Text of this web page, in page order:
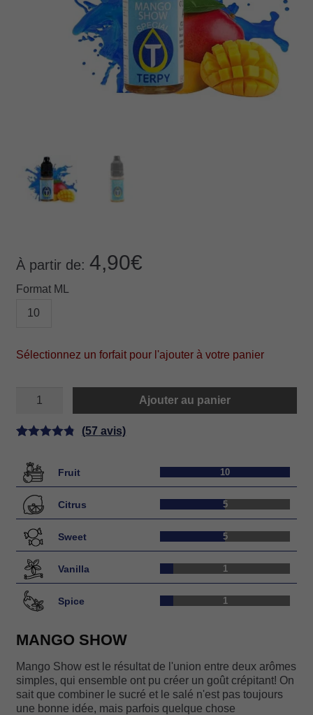
À partir de: 4,90€
Format ML
10
Sélectionnez un forfait pour l'ajouter à votre panier
SHOW
Ajouter au panier
sur 5 basé
sur
notations
client
(57 avis)
Fruit 10
Citrus 5
Sweet 5
Vanilla 1
Spice 1
MANGO SHOW
Mango Show est le résultat de l'union entre deux arômes
simples, qui ensemble ont pu créer un goût crépitant! On
sait que combiner le sucré et le salé n'est pas toujours
une bonne idée, mais parfois quelque chose